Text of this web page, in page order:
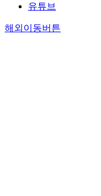
유튜브
해외이동버튼